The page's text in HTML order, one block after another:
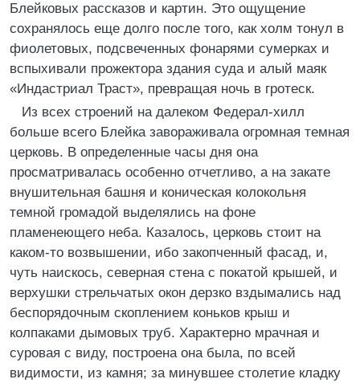
Блейковых рассказов и картин. Это ощущение
сохранялось еще долго после того, как холм тонул в
фиолетовых, подсвеченных фонарями сумерках и
вспыхивали прожектора здания суда и алый маяк
«Индастриал Траст», превращая ночь в гротеск.
Из всех строений на далеком Федерал-хилл
больше всего Блейка завораживала огромная темная
церковь. В определенные часы дня она
просматривалась особенно отчетливо, а на закате
внушительная башня и коническая колокольня
темной громадой выделялись на фоне
пламенеющего неба. Казалось, церковь стоит на
каком-то возвышении, ибо закопченный фасад, и,
чуть наискось, северная стена с покатой крышей, и
верхушки стрельчатых окон дерзко вздымались над
беспорядочным скоплением коньков крыш и
колпаками дымовых труб. Характерно мрачная и
суровая с виду, построена она была, по всей
видимости, из камня; за минувшее столетие кладку